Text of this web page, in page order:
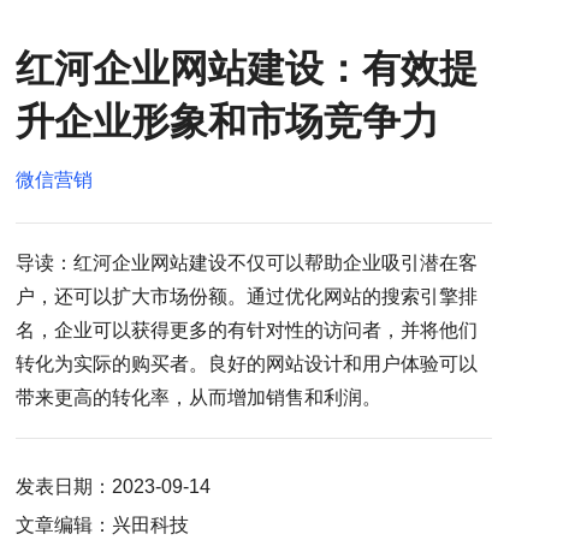
红河企业网站建设：有效提
升企业形象和市场竞争力
微信营销
导读：红河企业网站建设不仅可以帮助企业吸引潜在客
户，还可以扩大市场份额。通过优化网站的搜索引擎排
名，企业可以获得更多的有针对性的访问者，并将他们
转化为实际的购买者。良好的网站设计和用户体验可以
带来更高的转化率，从而增加销售和利润。
发表日期：2023-09-14
文章编辑：兴田科技